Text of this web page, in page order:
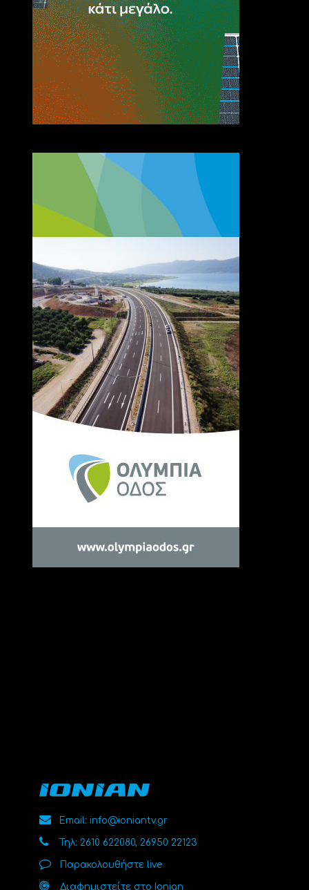
Email: info@ioniantv.gr
Τηλ: 2610 622080, 26950 22123
Παρακολουθήστε live
Διαφημιστείτε στο Ionian